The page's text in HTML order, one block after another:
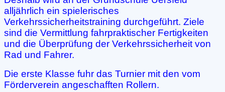
alljährlich ein spielerisches
Verkehrssicherheitstraining durchgeführt. Ziele
sind die Vermittlung fahrpraktischer Fertigkeiten
und die Überprüfung der Verkehrssicherheit von
Rad und Fahrer.
Die erste Klasse fuhr das Turnier mit den vom
Förderverein angeschafften Rollern.